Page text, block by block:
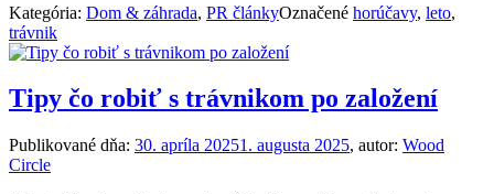
Kategória: Dom & záhrada, PR článkyOznačené horúčavy, leto,
trávnik
Tipy čo robiť s trávnikom po založení
Publikované dňa: 30. apríla 20251. augusta 2025, autor: Wood
Circle